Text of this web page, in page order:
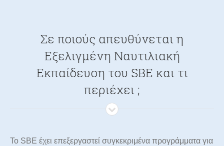
Σε ποιούς απευθύνεται η
Εξελιγμένη Ναυτιλιακή
Εκπαίδευση του SBE και τι
περιέχει ;
Το SBE έχει επεξεργαστεί συγκεκριμένα προγράμματα για